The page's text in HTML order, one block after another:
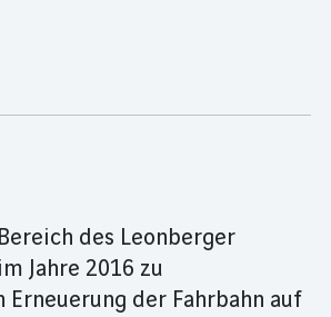
des Leonberger
Jahre 2016 zu
Erneuerung der Fahrbahn auf